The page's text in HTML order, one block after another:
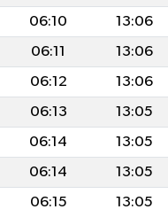
06:10 13:06
06:11 13:06
06:12 13:06
06:13 13:05
06:14 13:05
06:14 13:05
06:15 13:05